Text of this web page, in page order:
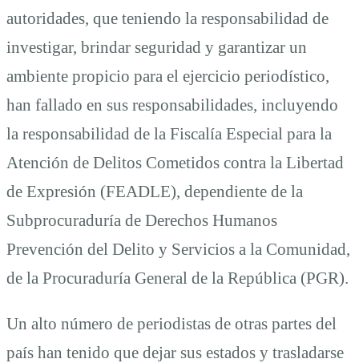
autoridades, que teniendo la responsabilidad de
investigar, brindar seguridad y garantizar un
ambiente propicio para el ejercicio periodístico,
han fallado en sus responsabilidades, incluyendo
la responsabilidad de la Fiscalía Especial para la
Atención de Delitos Cometidos contra la Libertad
de Expresión (FEADLE), dependiente de la
Subprocuraduría de Derechos Humanos
Prevención del Delito y Servicios a la Comunidad,
de la Procuraduría General de la República (PGR).
Un alto número de periodistas de otras partes del
país han tenido que dejar sus estados y trasladarse